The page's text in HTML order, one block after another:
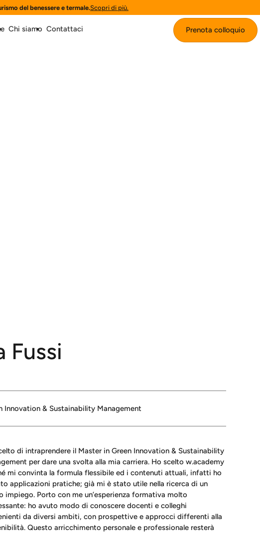
del benessere e termale.Scopri di più.
Chi siamo Contattaci
Prenota colloquio
Fussi
Innovation & Sustainability Management
di intraprendere il Master in Green Innovation & Sustainability
per dare una svolta alla mia carriera. Ho scelto w.academy
mi convinta la formula flessibile ed i contenuti attuali, infatti ho
applicazioni pratiche; già mi è stato utile nella ricerca di un
impiego. Porto con me un’esperienza formativa molto
ho avuto modo di conoscere docenti e colleghi
da diversi ambiti, con prospettive e approcci differenti alla
Questo arricchimento personale e professionale resterà